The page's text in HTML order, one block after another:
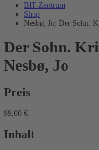
BIT-Zentrum
Shop
Nesbø, Jo: Der Sohn.
Der Sohn.
Nesbø, Jo
Preis
99,00 €
Inhalt